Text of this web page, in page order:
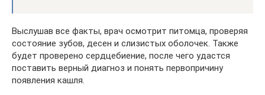
Выслушав все факты, врач осмотрит питомца, проверяя
состояние зубов, десен и слизистых оболочек. Также
будет проверено сердцебиение, после чего удастся
поставить верный диагноз и понять первопричину
появления кашля.